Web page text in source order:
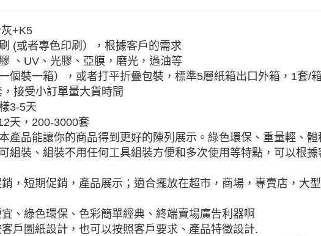
+K5
(或者專色印刷），根據客戶的需求
、UV、光膠、亞膜，磨光，過油等
個裝一箱），或者打平折疊包裝，標準5層紙箱出口外箱，1套/
接受小訂單量大貨時間
3-5天
天，200-3000套
產品能讓你的商品得到更好的陳列展示。綠色環保、重量輕、體
組裝、組裝不用任何工具組裝方便和多次使用等特點，可以根據
，短期促銷，產品展示；適合擺放在超市，商場，專賣店，大
、綠色環保、色彩簡單經典、終端賣場廣告利器啊
戶圖紙設計，也可以按照客戶要求、產品特徵設計.